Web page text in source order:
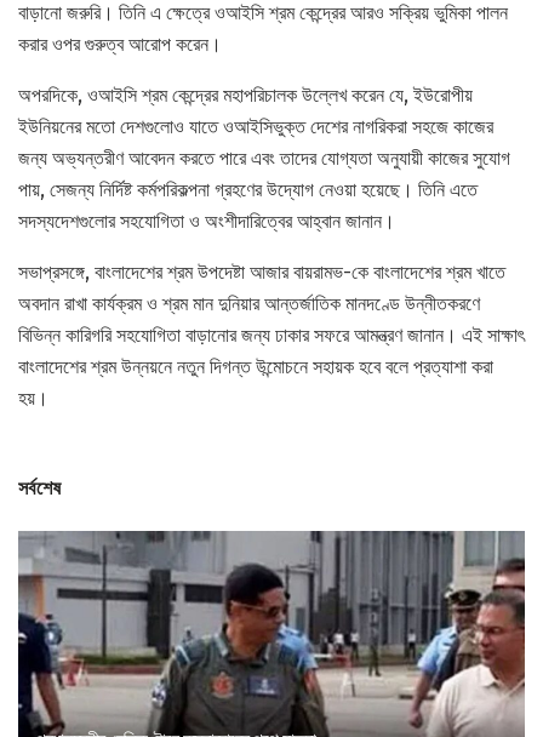
বাড়ানো জরুরি। তিনি এ ক্ষেত্রে ওআইসি শ্রম কেন্দ্রের আরও সক্রিয় ভুমিকা পালন
করার ওপর গুরুত্ব আরোপ করেন।
অপরদিকে, ওআইসি শ্রম কেন্দ্রের মহাপরিচালক উল্লেখ করেন যে, ইউরোপীয়
ইউনিয়নের মতো দেশগুলোও যাতে ওআইসিভুক্ত দেশের নাগরিকরা সহজে কাজের
জন্য অভ্যন্তরীণ আবেদন করতে পারে এবং তাদের যোগ্যতা অনুযায়ী কাজের সুযোগ
পায়, সেজন্য নির্দিষ্ট কর্মপরিকল্পনা গ্রহণের উদ্যোগ নেওয়া হয়েছে। তিনি এতে
সদস্যদেশগুলোর সহযোগিতা ও অংশীদারিত্বের আহ্বান জানান।
সভাপ্রসঙ্গে, বাংলাদেশের শ্রম উপদেষ্টা আজার বায়রামভ-কে বাংলাদেশের শ্রম খাতে
অবদান রাখা কার্যক্রম ও শ্রম মান দুনিয়ার আন্তর্জাতিক মানদণ্ডে উন্নীতকরণে
বিভিন্ন কারিগরি সহযোগিতা বাড়ানোর জন্য ঢাকার সফরে আমন্ত্রণ জানান। এই সাক্ষাৎ
বাংলাদেশের শ্রম উন্নয়নে নতুন দিগন্ত উন্মোচনে সহায়ক হবে বলে প্রত্যাশা করা
হয়।
সর্বশেষ